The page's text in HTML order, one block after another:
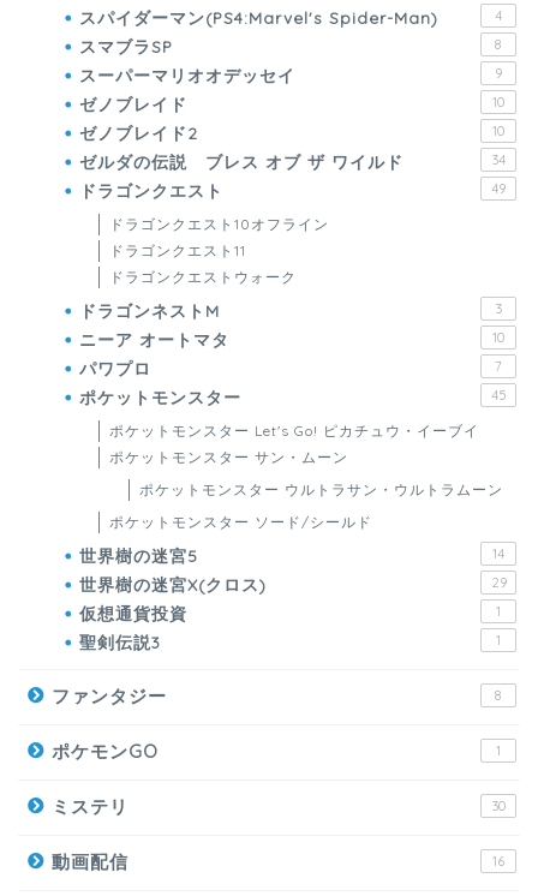
スパイダーマン(PS4:Marvel's Spider-Man) 4
スマブラSP 8
スーパーマリオオデッセイ 9
ゼノブレイド 10
ゼノブレイド2 10
ゼルダの伝説 ブレス オブ ザ ワイルド 34
ドラゴンクエスト 49
ドラゴンクエスト10オフライン
ドラゴンクエスト11
ドラゴンクエストウォーク
ドラゴンネストM 3
ニーア オートマタ 10
パワプロ 7
ポケットモンスター 45
ポケットモンスター Let's Go! ピカチュウ・イーブイ
ポケットモンスター サン・ムーン
ポケットモンスター ウルトラサン・ウルトラムーン
ポケットモンスター ソード/シールド
世界樹の迷宮5 14
世界樹の迷宮X(クロス) 29
仮想通貨投資 1
聖剣伝説3 1
ファンタジー 8
ポケモンGO 1
ミステリ 30
動画配信 16